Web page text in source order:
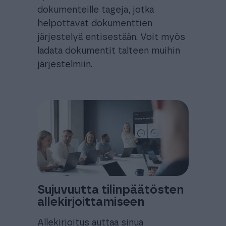
dokumenteille tageja, jotka
helpottavat dokumenttien
järjestelyä entisestään. Voit myös
ladata dokumentit talteen muihin
järjestelmiin.
Sujuvuutta tilinpäätösten
allekirjoittamiseen
Allekirjoitus auttaa sinua